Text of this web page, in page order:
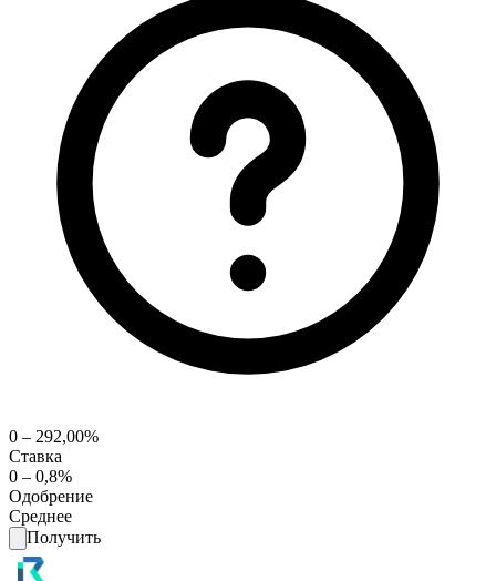
0 – 292,00%
Ставка
0 – 0,8%
Одобрение
Среднее
Получить